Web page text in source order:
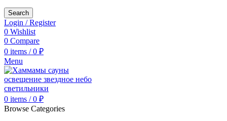
Search
Login / Register
0 Wishlist
0 Compare
0 items / 0 ₽
Menu
0 items / 0 ₽
Browse Categories